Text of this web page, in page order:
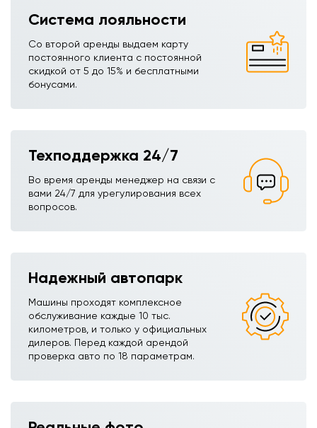
Система лояльности
Со второй аренды выдаем карту
постоянного клиента с постоянной
скидкой от 5 до 15% и бесплатными
бонусами.
Техподдержка 24/7
Во время аренды менеджер на связи с
вами 24/7 для урегулирования всех
вопросов.
Надежный автопарк
Машины проходят комплексное
обслуживание каждые 10 тыс.
километров, и только у официальных
дилеров. Перед каждой арендой
проверка авто по 18 параметрам.